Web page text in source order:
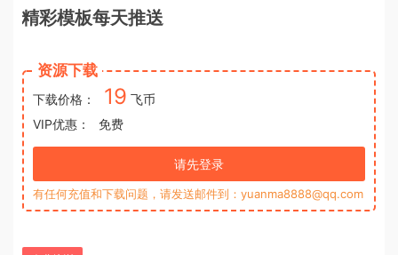
精彩模板每天推送
资源下载
下载价格： 19 飞币
VIP优惠：
免费
请先登录
有任何充值和下载问题，请发送邮件到：yuanma8888@qq.com